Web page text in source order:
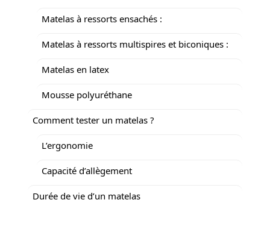
Matelas à ressorts ensachés :
Matelas à ressorts multispires et biconiques :
Matelas en latex
Mousse polyuréthane
Comment tester un matelas ?
L’ergonomie
Capacité d’allègement
Durée de vie d’un matelas